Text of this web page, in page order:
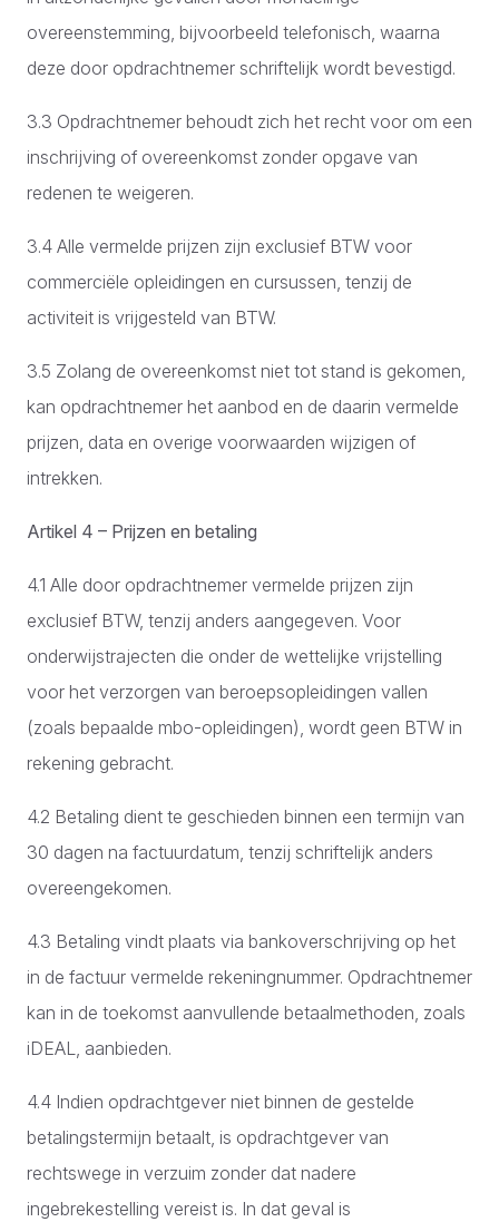
overeenstemming, bijvoorbeeld telefonisch, waarna
deze door opdrachtnemer schriftelijk wordt bevestigd.
3.3 Opdrachtnemer behoudt zich het recht voor om een
inschrijving of overeenkomst zonder opgave van
redenen te weigeren.
3.4 Alle vermelde prijzen zijn exclusief BTW voor
commerciële opleidingen en cursussen, tenzij de
activiteit is vrijgesteld van BTW.
3.5 Zolang de overeenkomst niet tot stand is gekomen,
kan opdrachtnemer het aanbod en de daarin vermelde
prijzen, data en overige voorwaarden wijzigen of
intrekken.
Artikel 4 – Prijzen en betaling
4.1 Alle door opdrachtnemer vermelde prijzen zijn
exclusief BTW, tenzij anders aangegeven. Voor
onderwijstrajecten die onder de wettelijke vrijstelling
voor het verzorgen van beroepsopleidingen vallen
(zoals bepaalde mbo-opleidingen), wordt geen BTW in
rekening gebracht.
4.2 Betaling dient te geschieden binnen een termijn van
30 dagen na factuurdatum, tenzij schriftelijk anders
overeengekomen.
4.3 Betaling vindt plaats via bankoverschrijving op het
in de factuur vermelde rekeningnummer. Opdrachtnemer
kan in de toekomst aanvullende betaalmethoden, zoals
iDEAL, aanbieden.
4.4 Indien opdrachtgever niet binnen de gestelde
betalingstermijn betaalt, is opdrachtgever van
rechtswege in verzuim zonder dat nadere
ingebrekestelling vereist is. In dat geval is